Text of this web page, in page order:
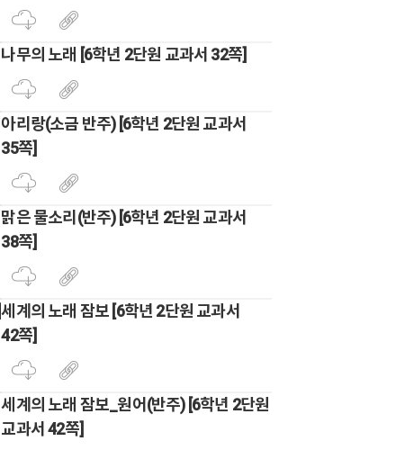
나무의 노래 [6학년 2단원 교과서 32쪽]
아리랑(소금 반주) [6학년 2단원 교과서
35쪽]
맑은 물소리(반주) [6학년 2단원 교과서
38쪽]
세계의 노래 잠보 [6학년 2단원 교과서
42쪽]
세계의 노래 잠보_원어(반주) [6학년 2단원
교과서 42쪽]